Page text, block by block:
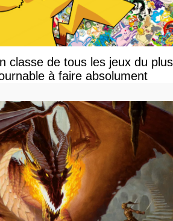
classe de tous les jeux du plus
à faire absolument